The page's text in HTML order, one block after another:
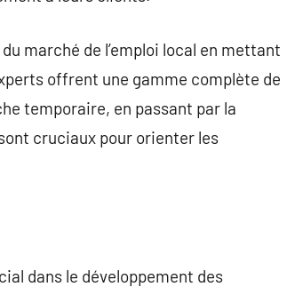
marché de l’emploi local en mettant
offrent une gamme complète de
temporaire, en passant par la
cruciaux pour orienter les
dans le développement des